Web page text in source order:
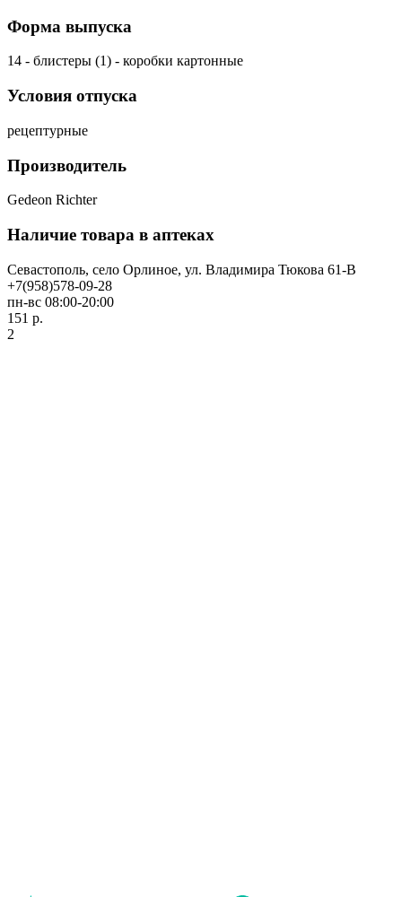
Форма выпуска
14 - блистеры (1) - коробки картонные
Условия отпуска
рецептурные
Производитель
Gedeon Richter
Наличие товара в аптеках
Севастополь, село Орлиное, ул. Владимира Тюкова 61-В
+7(958)578-09-28
пн-вс 08:00-20:00
151 р.
2